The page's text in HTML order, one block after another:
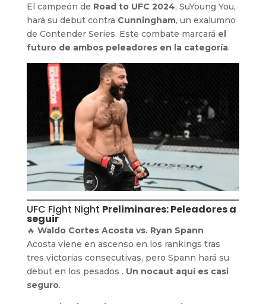
El campeón de Road to UFC 2024, SuYoung You,
hará su debut contra Cunningham, un exalumno
de Contender Series. Este combate marcará el
futuro de ambos peleadores en la categoría.
UFC Fight Night Preliminares: Peleadores a
seguir
🔥 Waldo Cortes Acosta vs. Ryan Spann
Acosta viene en ascenso en los rankings tras
tres victorias consecutivas, pero Spann hará su
debut en los pesados . Un nocaut aquí es casi
seguro.